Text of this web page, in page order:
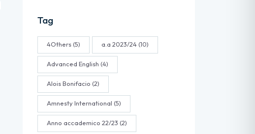
Tag
4Others(5) a.a 2023/24(10)
Advanced English (4)
Alois Bonifacio (2)
Amnesty International (5)
Anno accademico 22/23 (2)